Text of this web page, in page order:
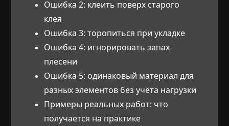
Ошибка 2: клеить поверх старого
клея
Ошибка 3: торопиться при укладке
Ошибка 4: игнорировать запах
плесени
Ошибка 5: одинаковый материал для
разных элементов без учёта нагрузки
Примеры реальных работ: что
получается на практике